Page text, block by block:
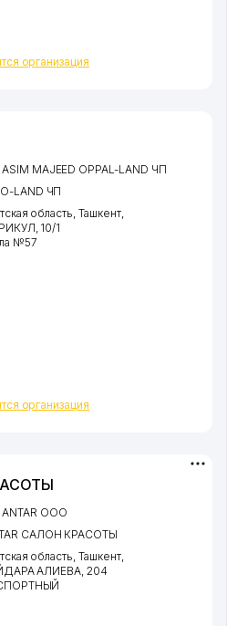
организация
организация
ASIM MAJEED OPPAL-LAND ЧП
LAND ЧП
область ,Ташкент,
, 10/1
№57
ANTAR ООО
САЛОН КРАСОТЫ
область,Ташкент,
АЛИЕВА, 204